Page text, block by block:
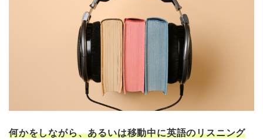
何かをしながら、あるいは移動中に英語のリスニング